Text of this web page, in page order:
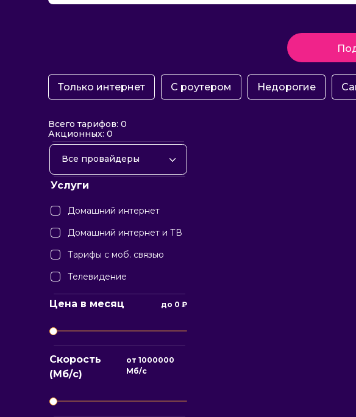
Только интернет С роутером Недорогие
Всего тарифов: 0
Акционных: 0
Все провайдеры
Услуги
Домашний интернет
Домашний интернет и ТВ
Тарифы с моб. связью
Телевидение
Цена в месяц до 0 ₽
Скорость
(Мб/с)
от1000000
Мб/с